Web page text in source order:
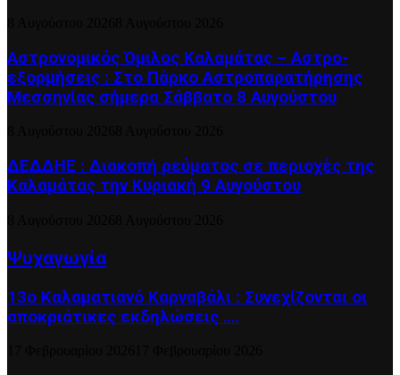
Αστρονομικός Όμιλος Καλαμάτας – Αστρο-
εξορμήσεις : Στο Πάρκο Αστροπαρατήρησης
Μεσσηνίας σήμερα Σάββατο 8 Αυγούστου
ΔΕΔΔΗΕ : Διακοπή ρεύματος σε περιοχές της
Καλαμάτας την Κυριακή 9 Αυγούστου
Ψυχαγωγία
13ο Καλαματιανό Καρναβάλι : Συνεχίζονται οι
αποκριάτικες εκδηλώσεις ….